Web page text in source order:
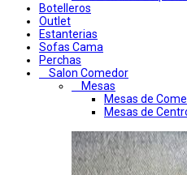
Botelleros
Outlet
Estanterias
Sofas Cama
Perchas
Salon Comedor
Mesas
Mesas de
Mesas de